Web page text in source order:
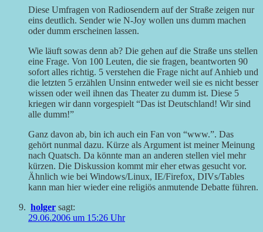
Diese Umfragen von Radiosendern auf der Straße zeigen nur
eins deutlich. Sender wie N-Joy wollen uns dumm machen
oder dumm erscheinen lassen.
Wie läuft sowas denn ab? Die gehen auf die Straße uns stellen
eine Frage. Von 100 Leuten, die sie fragen, beantworten 90
sofort alles richtig. 5 verstehen die Frage nicht auf Anhieb und
die letzten 5 erzählen Unsinn entweder weil sie es nicht besser
wissen oder weil ihnen das Theater zu dumm ist. Diese 5
kriegen wir dann vorgespielt “Das ist Deutschland! Wir sind
alle dumm!”
Ganz davon ab, bin ich auch ein Fan von “www.”. Das
gehört nunmal dazu. Kürze als Argument ist meiner Meinung
nach Quatsch. Da könnte man an anderen stellen viel mehr
kürzen. Die Diskussion kommt mir eher etwas gesucht vor.
Ähnlich wie bei Windows/Linux, IE/Firefox, DIVs/Tables
kann man hier wieder eine religiös anmutende Debatte führen.
holger sagt:
29.06.2006 um 15:26 Uhr